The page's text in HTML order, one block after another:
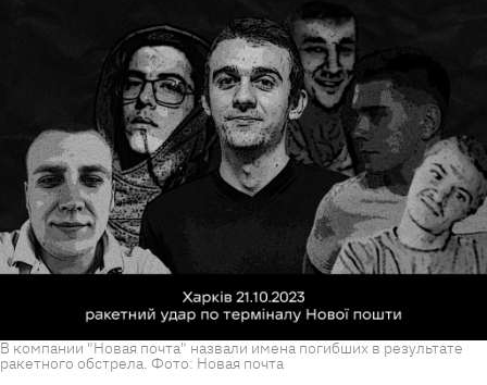
В компании "Новая почта" назвали имена погибших в результате
ракетного обстрела. Фото: Новая почта